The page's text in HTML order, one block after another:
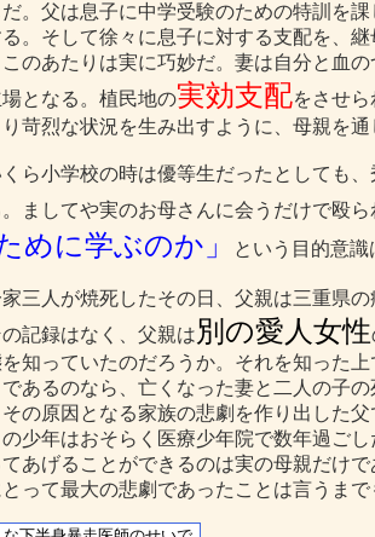
だ。父は息子に中学受験のための特訓を
。そして徐々に息子に対する支配を、
このあたりは実に巧妙だ。妻は自分と血
場となる。植民地の実効支配をさせら
苛烈な状況を生み出すように、母親を
ら小学校の時は優等生だったとしても
ましてや実のお母さんに会うだけで殴
めに学ぶのか」 という目的意
三人が焼死したその日、父親は三重県
記録はなく、父親は別の愛人女性
知っていたのだろうか。それを知った
あるのなら、亡くなった妻と二人の子
の原因となる家族の悲劇を作り出した
少年はおそらく医療少年院で数年過ご
あげることができるのは実の母親だけ
って最大の悲劇であったことは言うまで